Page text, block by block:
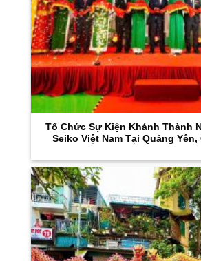
Tổ Chức Sự Kiện Khánh Thành
Seiko Việt Nam Tại Quảng